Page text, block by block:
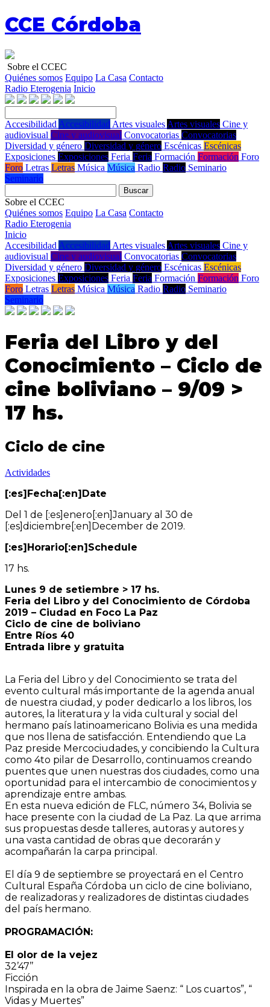
CCE Córdoba
Sobre el CCEC
Quiénes somos Equipo La Casa Contacto
Radio Eterogenia Inicio
Accesibilidad Accesibilidad Artes visuales Artes visuales Cine y
audiovisual Cine y audiovisual Convocatorias Convocatorias
Diversidad y género Diversidad y género Escénicas Escénicas
Exposiciones Exposiciones Feria Feria Formación Formación Foro
Foro Letras Letras Música Música Radio Radio Seminario
Seminario
Buscar
Sobre el CCEC
Quiénes somos Equipo La Casa Contacto
Radio Eterogenia
Inicio
Accesibilidad Accesibilidad Artes visuales Artes visuales Cine y
audiovisual Cine y audiovisual Convocatorias Convocatorias
Diversidad y género Diversidad y género Escénicas Escénicas
Exposiciones Exposiciones Feria Feria Formación Formación Foro
Foro Letras Letras Música Música Radio Radio Seminario
Seminario
Feria del Libro y del
Conocimiento – Ciclo de
cine boliviano – 9/09 >
17 hs.
Ciclo de cine
Actividades
[:es]Fecha[:en]Date
Del 1 de [:es]enero[:en]January al 30 de
[:es]diciembre[:en]December de 2019.
[:es]Horario[:en]Schedule
17 hs.
Lunes 9 de setiembre > 17 hs.
Feria del Libro y del Conocimiento de Córdoba
2019 – Ciudad en Foco La Paz
Ciclo de cine de boliviano
Entre Ríos 40
Entrada libre y gratuita
La Feria del Libro y del Conocimiento se trata del
evento cultural más importante de la agenda anual
de nuestra ciudad, y poder dedicarlo a los libros, los
autores, la literatura y la vida cultural y social del
hermano país latinoamericano Bolivia es una medida
que nos llena de satisfacción. Entendiendo que La
Paz preside Mercociudades, y concibiendo la Cultura
como 4to pilar de Desarrollo, continuamos creando
puentes que unen nuestras dos ciudades, como una
oportunidad para el intercambio de conocimientos y
aprendizaje entre ambas.
En esta nueva edición de FLC, número 34, Bolivia se
hace presente con la ciudad de La Paz. La que arrima
sus propuestas desde talleres, autoras y autores y
una vasta cantidad de obras que decorarán y
acompañarán la carpa principal.
El día 9 de septiembre se proyectará en el Centro
Cultural España Córdoba un ciclo de cine boliviano,
de realizadoras y realizadores de distintas ciudades
del país hermano.
PROGRAMACIÓN:
El olor de la vejez
32’47’’
Ficción
Inspirada en la obra de Jaime Saenz: “ Los cuartos”, “
Vidas y Muertes”